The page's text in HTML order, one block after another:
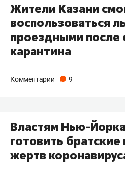
Жители Казани
воспользоваться
проездными после
карантина
Комментарии 9
Властям Нью-
готовить
жертв